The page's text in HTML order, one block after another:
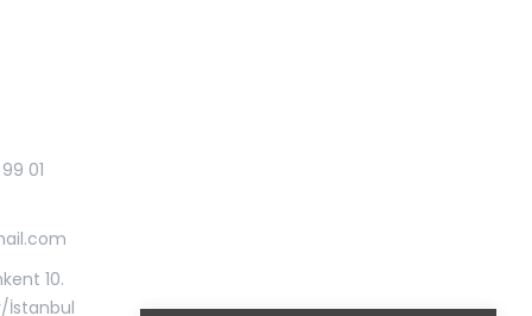
01
10.
İstanbul